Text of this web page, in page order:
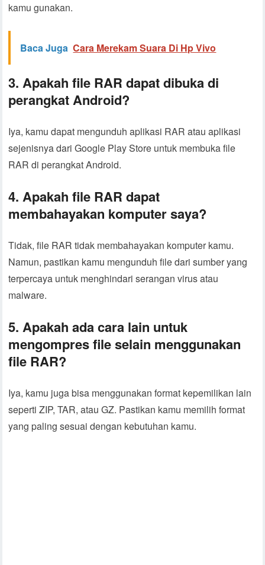
kamu gunakan.
Baca Juga Cara Merekam Suara Di Hp Vivo
3. Apakah file RAR dapat dibuka di
perangkat Android?
Iya, kamu dapat mengunduh aplikasi RAR atau aplikasi
sejenisnya dari Google Play Store untuk membuka file
RAR di perangkat Android.
4. Apakah file RAR dapat
membahayakan komputer saya?
Tidak, file RAR tidak membahayakan komputer kamu.
Namun, pastikan kamu mengunduh file dari sumber yang
terpercaya untuk menghindari serangan virus atau
malware.
5. Apakah ada cara lain untuk
mengompres file selain menggunakan
file RAR?
Iya, kamu juga bisa menggunakan format kepemilikan lain
seperti ZIP, TAR, atau GZ. Pastikan kamu memilih format
yang paling sesuai dengan kebutuhan kamu.